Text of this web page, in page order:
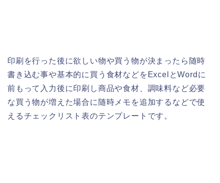
印刷を行った後に欲しい物や買う物が決まったら随時
書き込む事や基本的に買う食材などをExcelとWordに
前もって入力後に印刷し商品や食材、調味料など必要
な買う物が増えた場合に随時メモを追加するなどで使
えるチェックリスト表のテンプレートです。